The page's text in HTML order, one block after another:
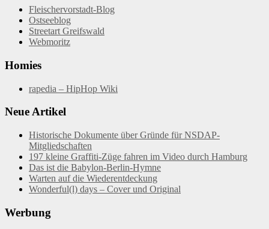
Fleischervorstadt-Blog
Ostseeblog
Streetart Greifswald
Webmoritz
Homies
rapedia – HipHop Wiki
Neue Artikel
Historische Dokumente über Gründe für NSDAP-
Mitgliedschaften
197 kleine Graffiti-Züge fahren im Video durch Hamburg
Das ist die Babylon-Berlin-Hymne
Warten auf die Wiederentdeckung
Wonderful(l) days – Cover und Original
Werbung